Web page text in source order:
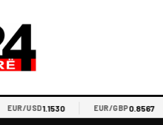
USD1.1530 EUR/GBP0.8567